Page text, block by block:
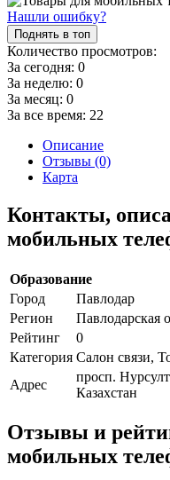
Нашли ошибку?
Поднять в топ
Количество просмотров:
За сегодня: 0
За неделю: 0
За месяц: 0
За все время: 22
Описание
Отзывы (0)
Карта
Контакты,
мобильных
Образование
Город
Павлодар
Регион
Павлодарская
Рейтинг
0
Категория Салон связи,
Адрес
просп.
Казахстан
Отзывы и
мобильных